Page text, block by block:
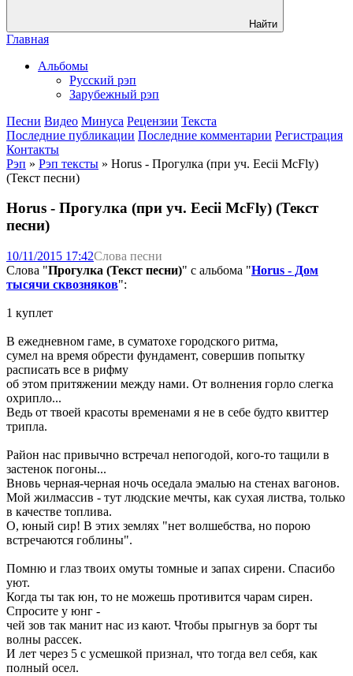
Найти
Главная
Альбомы
Русский рэп
Зарубежный рэп
Песни Видео Минуса Рецензии Текста
Последние публикации Последние комментарии Регистрация
Контакты
Рэп » Рэп тексты » Horus - Прогулка (при уч. Eecii McFly)
(Текст песни)
Horus - Прогулка (при уч. Eecii McFly) (Текст
песни)
10/11/2015 17:42Слова песни
Слова "Прогулка (Текст песни)" с альбома "Horus - Дом
тысячи сквозняков":
1 куплет
В ежедневном гаме, в суматохе городского ритма,
сумел на время обрести фундамент, совершив попытку
расписать все в рифму
об этом притяжении между нами. От волнения горло слегка
охрипло...
Ведь от твоей красоты временами я не в себе будто квиттер
трипла.
Район нас привычно встречал непогодой, кого-то тащили в
застенок погоны...
Вновь черная-черная ночь оседала эмалью на стенах вагонов.
Мой жилмассив - тут людские мечты, как сухая листва, только
в качестве топлива.
О, юный сир! В этих землях "нет волшебства, но порою
встречаются гоблины".
Помню и глаз твоих омуты томные и запах сирени. Спасибо
уют.
Когда ты так юн, то не можешь противится чарам сирен.
Спросите у юнг -
чей зов так манит нас из кают. Чтобы прыгнув за борт ты
волны рассек.
И лет через 5 с усмешкой признал, что тогда вел себя, как
полный осел.